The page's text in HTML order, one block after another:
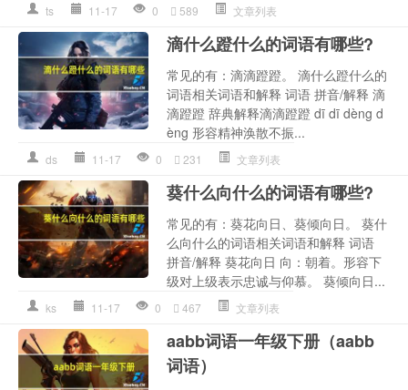
ts 11-17 0 589 文章列表
滴什么蹬什么的词语有哪些?
常见的有：滴滴蹬蹬。 滴什么蹬什么的
词语相关词语和解释 词语 拼音/解释 滴
滴蹬蹬 辞典解释滴滴蹬蹬 dī dī dèng d
èng 形容精神涣散不振...
ds 11-17 0 231 文章列表
葵什么向什么的词语有哪些?
常见的有：葵花向日、葵倾向日。 葵什
么向什么的词语相关词语和解释 词语
拼音/解释 葵花向日 向：朝着。形容下
级对上级表示忠诚与仰慕。 葵倾向日...
ks 11-17 0 467 文章列表
aabb词语一年级下册（aabb
词语）